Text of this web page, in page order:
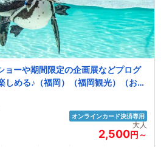
ーや期間限定の企画展などプログ
める♪（福岡）（福岡観光）（お出
カップル】
オンラインカード決済専用
大人
2,500円～